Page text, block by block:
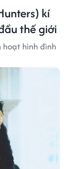
kí
thế giới
hình đình